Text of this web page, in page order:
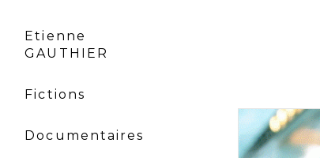
Etienne
GAUTHIER
Fictions
Documentaires